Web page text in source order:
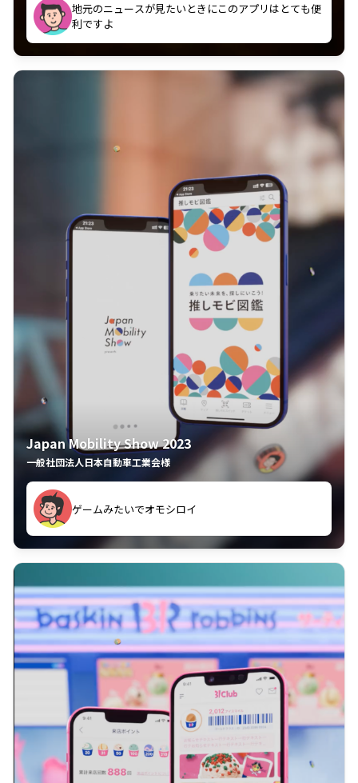
中京テレビのおもしろ番組が視聴可能地域外からも見
れるの嬉しいポイント
いつも利用させていただいております！
Japan Mobility Show 2023
一般社団法人日本自動車工業会様
ゲームみたいでオモシロイ
久々のモーターショーがアプリでもっと楽しめました